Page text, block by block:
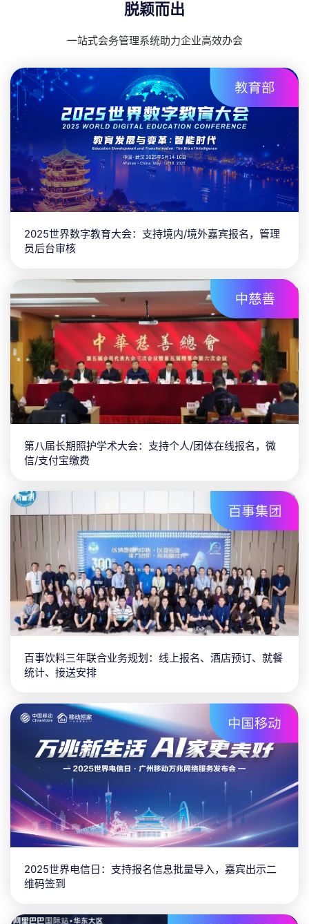
脱颖而出
一站式会务管理系统助力企业高效办会
2025世界数字教育大会：支持境内/境外嘉宾报名，管理
员后台审核
第八届长期照护学术大会：支持个人/团体在线报名，微
信/支付宝缴费
百事饮料三年联合业务规划：线上报名、酒店预订、就餐
统计、接送安排
2025世界电信日：支持报名信息批量导入，嘉宾出示二
维码签到